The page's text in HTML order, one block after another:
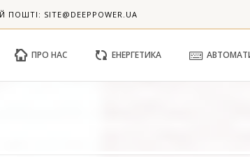
SITE@DEEPPOWER.UA
ПРО НАС ЕНЕРГЕТИКА